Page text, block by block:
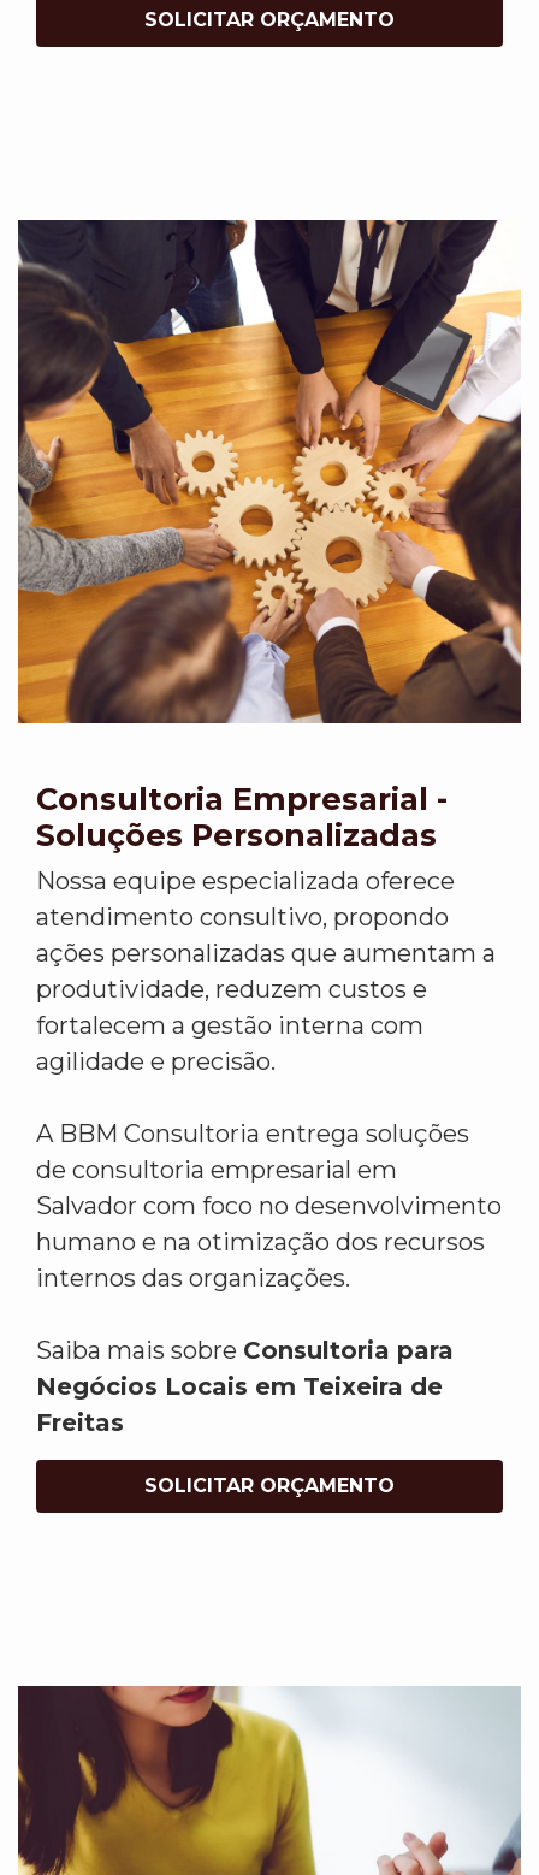
SOLICITAR ORÇAMENTO
Consultoria Empresarial -
Soluções Personalizadas
Nossa equipe especializada oferece
atendimento consultivo, propondo
ações personalizadas que aumentam a
produtividade, reduzem custos e
fortalecem a gestão interna com
agilidade e precisão.
A BBM Consultoria entrega soluções
de consultoria empresarial em
Salvador com foco no desenvolvimento
humano e na otimização dos recursos
internos das organizações.
Saiba mais sobre Consultoria para
Negócios Locais em Teixeira de
Freitas
SOLICITAR ORÇAMENTO